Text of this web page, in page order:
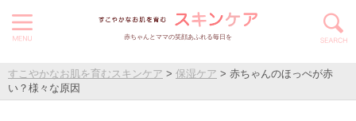
赤ちゃんとママの笑顔あふれる毎日を
すこやかなお肌を育むスキンケア > 保湿ケア > 赤ちゃんのほっぺが赤
い？様々な原因